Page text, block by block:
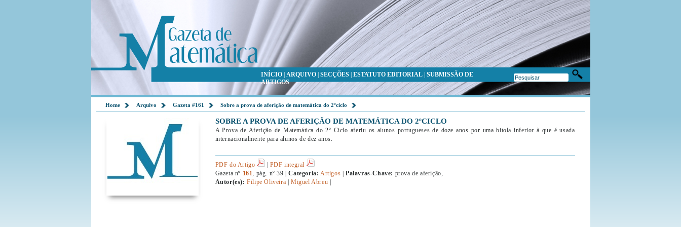
INÍCIO| ARQUIVO| SECÇÕES| ESTATUTO EDITORIAL| SUBMISSÃO DE
ARTIGOS
Home Arquivo Gazeta #161 Sobre a prova de aferição de matemática do 2ºciclo
SOBRE A PROVA DE AFERIÇÃO DE MATEMÁTICA DO 2ºCICLO
A Prova de Aferição de Matemática do 2º Ciclo aferiu os alunos portugueses de doze anos por uma bitola inferior à que é usada
internacionalmente para alunos de dez anos.
PDF do Artigo | PDF integral
Gazeta nº 161, pág. nº 39 |Categoria: Artigos Palavras-Chave: prova de aferição,
Autor(es): Filipe Oliveira Miguel Abreu